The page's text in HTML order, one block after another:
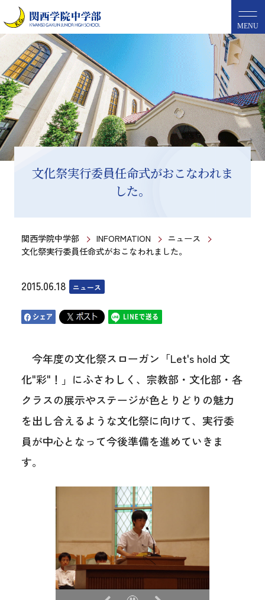
MENU
文化祭実行委員任命式がおこなわれま
した。
関西学院中学部 INFORMATION
ニュース
文化祭実行委員任命式がおこなわれました。
2015.06.18 ニュース
今年度の文化祭スローガン「Let's hold 文
化"彩"！」にふさわしく、宗教部・文化部・各
クラスの展示やステージが色とりどりの魅力
を出し合えるような文化祭に向けて、実行委
員が中心となって今後準備を進めていきま
す。